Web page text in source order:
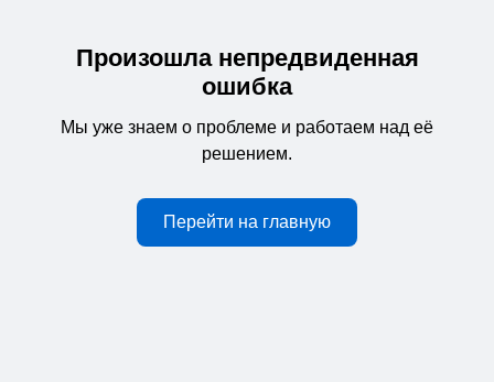
Произошла непредвиденная
ошибка
Мы уже знаем о проблеме и работаем над её
решением.
Перейти на главную